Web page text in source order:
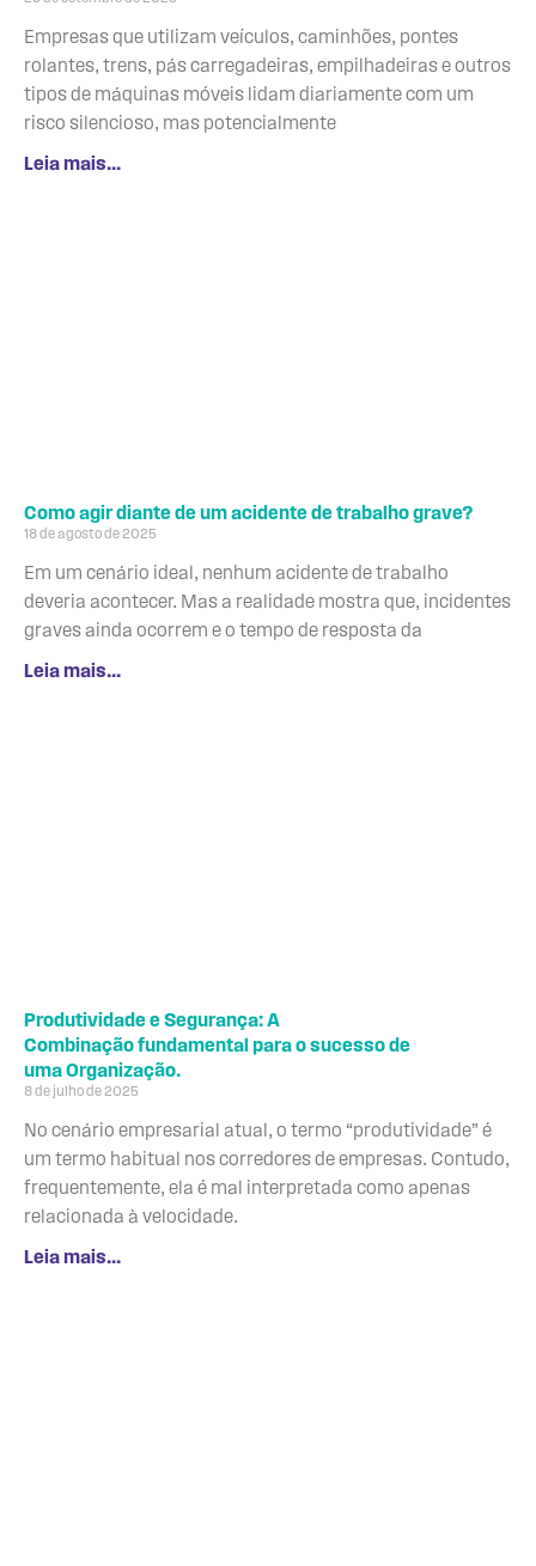
Empresas que utilizam veículos, caminhões, pontes
rolantes, trens, pás carregadeiras, empilhadeiras e outros
tipos de máquinas móveis lidam diariamente com um
risco silencioso, mas potencialmente
Leia mais...
Como agir diante de um acidente de trabalho grave?
18 de agosto de 2025
Em um cenário ideal, nenhum acidente de trabalho
deveria acontecer. Mas a realidade mostra que, incidentes
graves ainda ocorrem e o tempo de resposta da
Leia mais...
Produtividade e Segurança: A
Combinação fundamental para o sucesso de
uma Organização.
8 de julho de 2025
No cenário empresarial atual, o termo “produtividade” é
um termo habitual nos corredores de empresas. Contudo,
frequentemente, ela é mal interpretada como apenas
relacionada à velocidade.
Leia mais...